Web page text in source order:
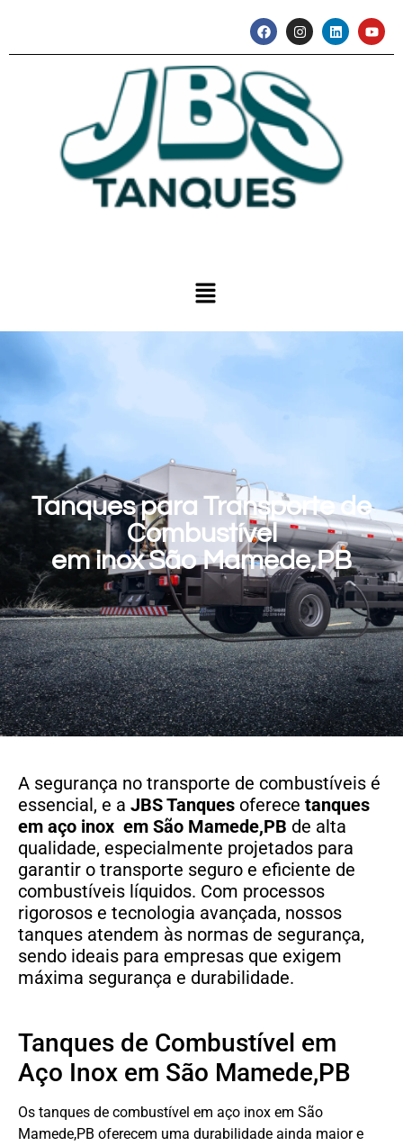
Tanques para Transporte de
Combustível
em inox São Mamede,PB
A segurança no transporte de combustíveis é
essencial, e a JBS Tanques oferece tanques
em aço inox em São Mamede,PB de alta
qualidade, especialmente projetados para
garantir o transporte seguro e eficiente de
combustíveis líquidos. Com processos
rigorosos e tecnologia avançada, nossos
tanques atendem às normas de segurança,
sendo ideais para empresas que exigem
máxima segurança e durabilidade.
Tanques de Combustível em
Aço Inox em São Mamede,PB
Os tanques de combustível em aço inox em São
Mamede,PB oferecem uma durabilidade ainda maior e